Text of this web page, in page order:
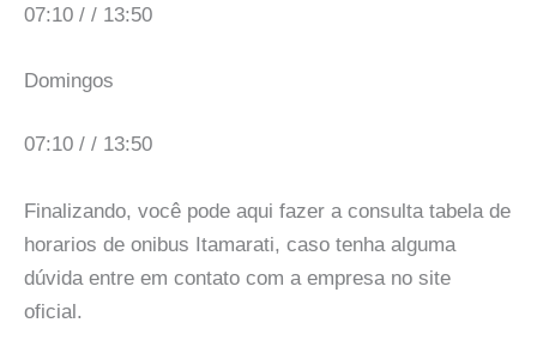
07:10 / / 13:50
Domingos
07:10 / / 13:50
Finalizando, você pode aqui fazer a consulta tabela de
horarios de onibus Itamarati, caso tenha alguma
dúvida entre em contato com a empresa no site
oficial.